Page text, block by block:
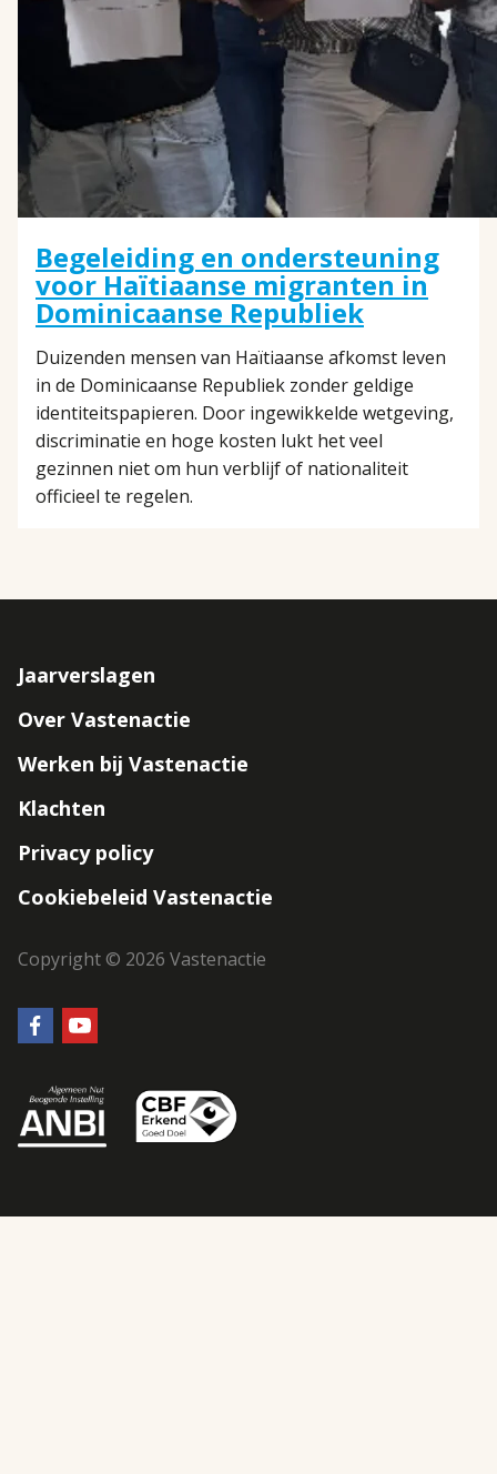
Begeleiding en ondersteuning
voor Haïtiaanse migranten in
Dominicaanse Republiek
Duizenden mensen van Haïtiaanse afkomst leven
in de Dominicaanse Republiek zonder geldige
identiteitspapieren. Door ingewikkelde wetgeving,
discriminatie en hoge kosten lukt het veel
gezinnen niet om hun verblijf of nationaliteit
officieel te regelen.
Footer
navigation
Jaarverslagen
Over Vastenactie
Werken bij Vastenactie
Klachten
Privacy policy
Cookiebeleid Vastenactie
Copyright © 2026 Vastenactie